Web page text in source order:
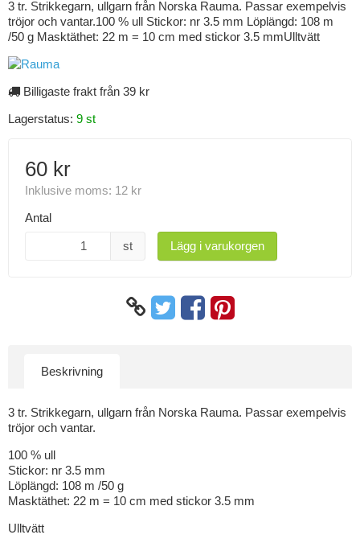
3 tr. Strikkegarn, ullgarn från Norska Rauma. Passar exempelvis
tröjor och vantar.100 % ull Stickor: nr 3.5 mm Löplängd: 108 m
/50 g Masktäthet: 22 m = 10 cm med stickor 3.5 mmUlltvätt
Billigaste frakt från 39 kr
Lagerstatus: 9 st
60 kr
Inklusive moms: 12 kr
Antal
st Lägg i varukorgen
Beskrivning
3 tr. Strikkegarn, ullgarn från Norska Rauma. Passar exempelvis
tröjor och vantar.
100 % ull
Stickor: nr 3.5 mm
Löplängd: 108 m /50 g
Masktäthet: 22 m = 10 cm med stickor 3.5 mm
Ulltvätt